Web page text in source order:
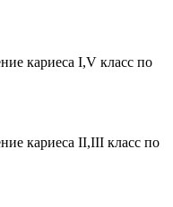
кариеса I,V класс по
кариеса II,III класс по